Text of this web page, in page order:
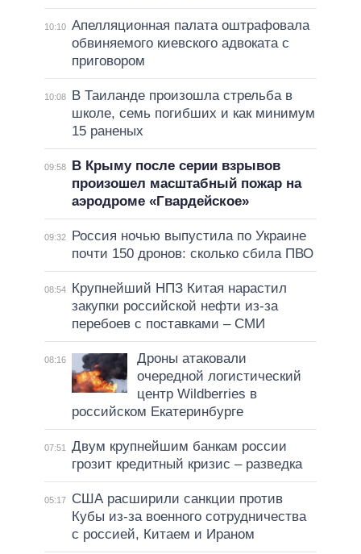
10:10 Апелляционная палата оштрафовала
обвиняемого киевского адвоката с
приговором
10:08
В Таиланде произошла стрельба в
школе, семь погибших и как минимум
15 раненых
09:58
В Крыму после серии взрывов
произошел масштабный пожар на
аэродроме «Гвардейское»
09:32
Россия ночью выпустила по Украине
почти 150 дронов: сколько сбила ПВО
08:54
Крупнейший НПЗ Китая нарастил
закупки российской нефти из-за
перебоев с поставками – СМИ
08:16
Дроны атаковали
очередной логистический
центр Wildberries в
российском Екатеринбурге
07:51
Двум крупнейшим банкам россии
грозит кредитный кризис – разведка
05:17
США расширили санкции против
Кубы из-за военного сотрудничества
с россией, Китаем и Ираном